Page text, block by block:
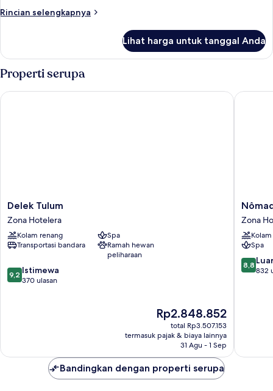
Rincian selengkapnya
Rincian
Kamar
Double
Khas
Lihat harga untuk tanggal Anda
Properti serupa
Delek
Tulum
Zona
Hotelera
Delek Tulum
Zona Hotelera
Kolam renang
Spa
Transportasi bandara
Ramah hewan
peliharaan
9.2
dari
9,2 Istimewa
370 ulasan
Harga
sekarang
Rp2.848.852
Rp2.848.852
total Rp3.507.153
termasuk pajak & biaya lainnya
31 Agu - 1 Sep
Delek Tulum
Temple
Tulum
Zona
Hotelera
Zona
Spa
8.8
dari
8,8
832
Bandingkan dengan properti serupa